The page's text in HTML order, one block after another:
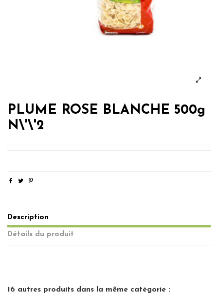
PLUME ROSE BLANCHE 500g
N\'\'2
Description
Détails du produit
16 autres produits dans la même catégorie :